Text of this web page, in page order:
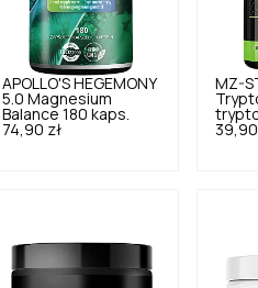
APOLLO'S HEGEMONY
5.0 Magnesium
Balance 180 kaps.
74,90 zł
MZ-
39,90